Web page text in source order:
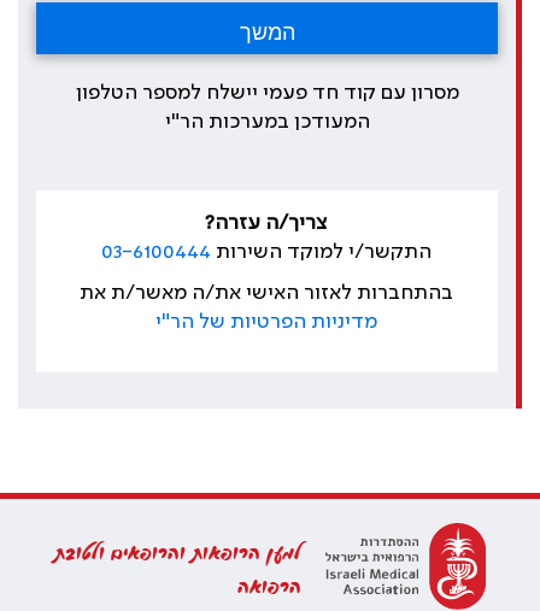
מסרון עם קוד חד פעמי יישלח למספר הטלפון
המעודכן במערכות הר"י
צריך/ה עזרה?
התקשר/י למוקד השירות 03-6100444
בהתחברות לאזור האישי את/ה מאשר/ת את
מדיניות הפרטיות של הר"י
למען הרופאות והרופאים ולטובת
הרפואה